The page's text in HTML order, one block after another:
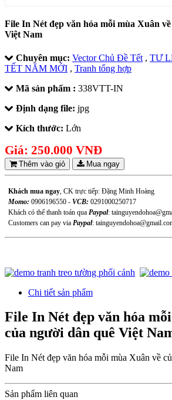
File In Nét đẹp văn hóa mỗi mùa Xuân
Việt Nam
Chuyên mục: Vector Chủ Đề Tết , TƯ
TẾT NĂM MỚI , Tranh tổng hợp
Mã sản phẩm : 338VTT-IN
Định dạng file: jpg
Kích thước: Lớn
Giá: 250.000 VNĐ
Thêm vào giỏ Mua ngay
Khách mua ngay , CK trực tiếp: Đặng Minh Hoàng
Momo: 0906196550 - VCB: 0291000250717
Khách có thể thanh toán qua Paypal:
Customers can pay via Paypal:
Chi tiết sản phẩm
File In Nét đẹp văn hóa
của người dân quê Việt
File In Nét đẹp văn hóa mỗi mùa Xuân về
Nam
Sản phẩm liên quan